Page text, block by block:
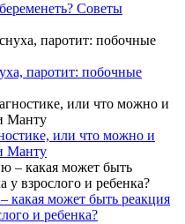
Советы
паротит: побочные
или что можно и
Манту
какая может быть реакция
и ребенка?